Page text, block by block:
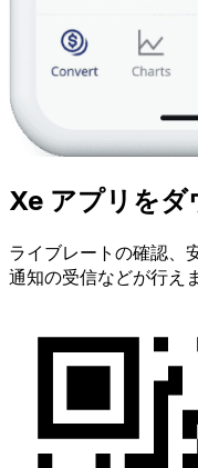
Xe アプリをダ
ライブレートの確認、
通知の受信などが行え